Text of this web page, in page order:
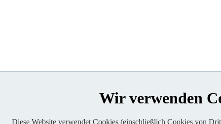
Wir verwenden
Diese Website verwendet Cookies (einschließlich Cookies von